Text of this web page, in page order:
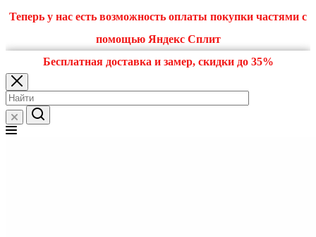
Теперь у нас есть возможность оплаты покупки частями с
помощью Яндекс Сплит
Бесплатная доставка и замер, скидки до 35%